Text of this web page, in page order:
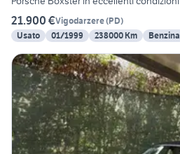
21.900 €Vigodarzere(PD)
Usato
01/1999 238000 Km Benzina